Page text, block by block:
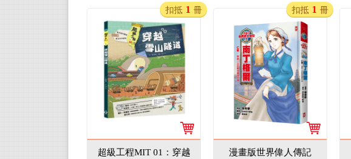
超級工程MIT 01：穿越
扣抵 1 冊
漫畫版世界偉人傳記
扣抵 1 冊